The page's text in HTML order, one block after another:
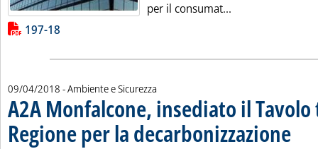
per il consumat...
Lista allegati PDF alla notizia
197-18
09/04/2018 - Ambiente e Sicurezza
A2A Monfalcone, insediato il
Regione per la decarbonizzazione